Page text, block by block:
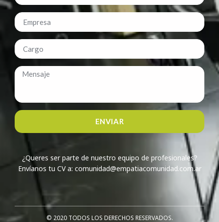
ENVIAR
¿Queres ser parte de nuestro equipo de profesionales?
Envíanos tu CV a: comunidad@empatiacomunidad.com.ar
© 2020 TODOS LOS DERECHOS RESERVADOS.​